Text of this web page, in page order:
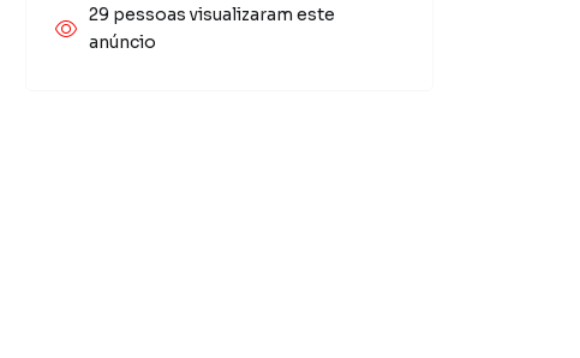
29 pessoas visualizaram este
anúncio